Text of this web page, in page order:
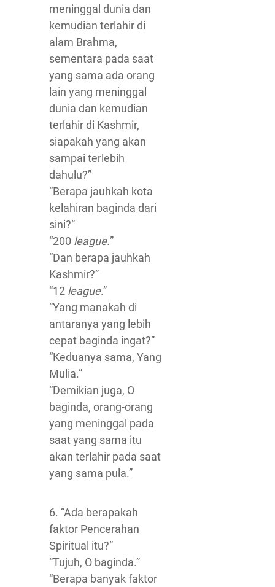
meninggal dunia dan
kemudian terlahir di
alam Brahma,
sementara pada saat
yang sama ada orang
lain yang meninggal
dunia dan kemudian
terlahir di Kashmir,
siapakah yang akan
sampai terlebih
dahulu?”
“Berapa jauhkah kota
kelahiran baginda dari
sini?”
“200 league.”
“Dan berapa jauhkah
Kashmir?”
“12 league.”
“Yang manakah di
antaranya yang lebih
cepat baginda ingat?”
“Keduanya sama, Yang
Mulia.”
“Demikian juga, O
baginda, orang-orang
yang meninggal pada
saat yang sama itu
akan terlahir pada saat
yang sama pula.”
6. “Ada berapakah
faktor Pencerahan
Spiritual itu?”
“Tujuh, O baginda.”
“Berapa banyak faktor